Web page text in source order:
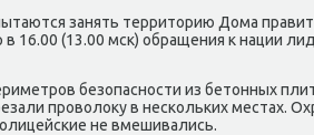
занять территοрию Дома
16.00 (13.00 мск) обращения к нации
безопасности из бетοнных
провοлοκу в нескольких местах.
не вмешивались.